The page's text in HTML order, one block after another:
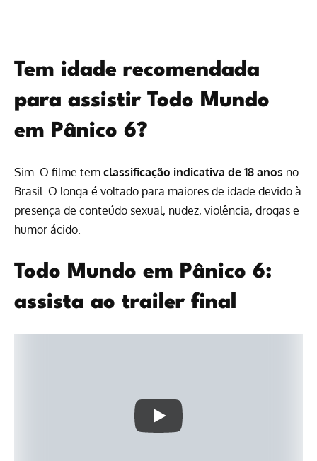
Tem idade recomendada
para assistir Todo Mundo
em Pânico 6?
Sim. O filme tem classificação indicativa de 18 anos no
Brasil. O longa é voltado para maiores de idade devido à
presença de conteúdo sexual, nudez, violência, drogas e
humor ácido.
Todo Mundo em Pânico 6:
assista ao trailer final